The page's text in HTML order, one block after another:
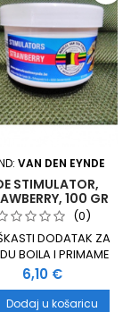
VAN DEN EYNDE
STIMULATOR,
100 GR
(0)
DODATAK ZA
BOILA I PRIMAME
APETITA, JAGODA
100 GRAMA
Cijena
6,10 €
Dodaj u košaricu